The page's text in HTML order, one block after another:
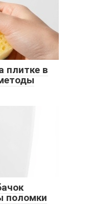
плитке в
поломки